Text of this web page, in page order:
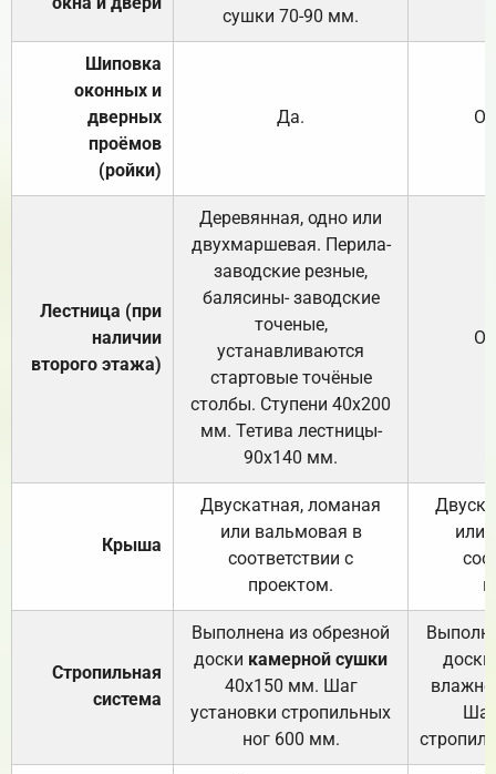
сушки 70-90 мм.
Шиповка
оконных и
дверных
проёмов
(ройки)
Да.
Лестница (при
наличии
второго этажа)
Деревянная, одно или
двухмаршевая. Перила-
заводские резные,
балясины- заводские
точеные,
устанавливаются
стартовые точёные
столбы. Ступени 40х200
мм. Тетива лестницы-
90х140 мм.
Крыша
Двускатная, ломаная
или вальмовая в
соответствии с
проектом.
или
Стропильная
система
Выполнена из обрезной
доски камерной сушки
40х150 мм. Шаг
установки стропильных
ног 600 мм.
доски